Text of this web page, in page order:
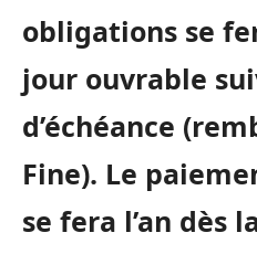
obligations se
jour ouvrable
d’échéance
Fine). Le
se fera l’an dès